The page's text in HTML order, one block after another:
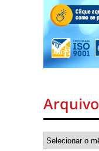
Arquivo